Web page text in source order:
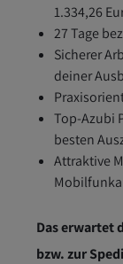
1.334,26
27 Tage
Sicherer
deiner
Top-Azubi
besten
Attraktive
Das erwartet
bzw. zur